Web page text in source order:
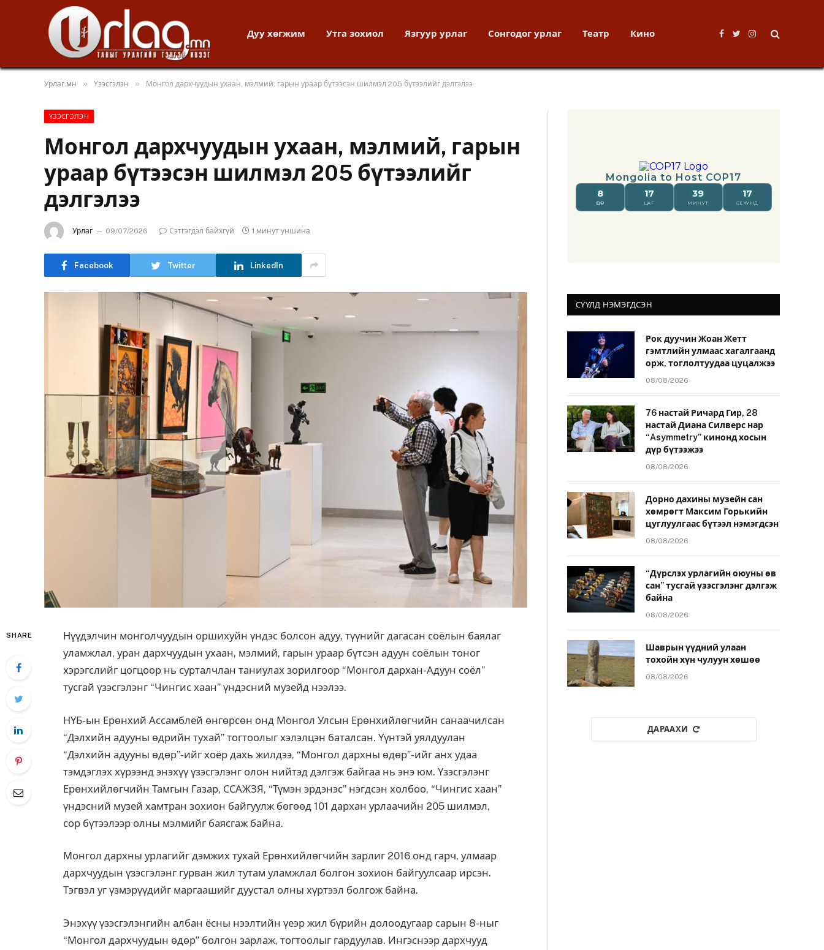
Дуу хөгжим Утга зохиол Язгуур урлаг Сонгодог урлаг Театр Кино
Facebook
TwitterInstagram
Урлаг.мн » Үзэсгэлэн » Монгол дархчуудын ухаан, мэлмий, гарын ураар бүтээсэн шилмэл 205 бүтээлийг дэлгэлээ
ҮЗЭСГЭЛЭН
Монгол дархчуудын ухаан, мэлмий, гарын
ураар бүтээсэн шилмэл 205 бүтээлийг
дэлгэлээ
Урлаг 09/07/2026 Сэтгэгдэл байхгүй 1 минут уншина
Facebook Twitter LinkedIn
SHARE
Нүүдэлчин монголчуудын оршихуйн үндэс болсон адуу, түүнийг дагасан соёлын баялаг
уламжлал, уран дархчуудын ухаан, мэлмий, гарын ураар бүтсэн адуун соёлын тоног
хэрэгслийг цогцоор нь сурталчлан таниулах зорилгоор “Монгол дархан-Адуун соёл”
тусгай үзэсгэлэнг “Чингис хаан” үндэсний музейд нээлээ.
НҮБ-ын Ерөнхий Ассамблей өнгөрсөн онд Монгол Улсын Ерөнхийлөгчийн санаачилсан
“Дэлхийн адууны өдрийн тухай” тогтоолыг хэлэлцэн баталсан. Үүнтэй уялдуулан
“Дэлхийн адууны өдөр”-ийг хоёр дахь жилдээ, “Монгол дархны өдөр”-ийг анх удаа
тэмдэглэх хүрээнд энэхүү үзэсгэлэнг олон нийтэд дэлгэж байгаа нь энэ юм. Үзэсгэлэнг
Ерөнхийлөгчийн Тамгын Газар, ССАЖЗЯ, “Түмэн эрдэнэс” нэгдсэн холбоо, “Чингис хаан”
үндэсний музей хамтран зохион байгуулж бөгөөд 101 дархан урлаачийн 205 шилмэл,
сор бүтээлээр олны мэлмийг баясгаж байна.
Монгол дархны урлагийг дэмжих тухай Ерөнхийлөгчийн зарлиг 2016 онд гарч, улмаар
дархчуудын үзэсгэлэнг гурван жил тутам уламжлал болгон зохион байгуулсаар ирсэн.
Тэгвэл уг үзмэрүүдийг маргаашийг дуустал олны хүртээл болгож байна.
Энэхүү үзэсгэлэнгийн албан ёсны нээлтийн үеэр жил бүрийн долоодугаар сарын 8-ныг
“Монгол дархчуудын өдөр” болгон зарлаж, тогтоолыг гардуулав. Ингэснээр дархчууд
СҮҮЛД НЭМЭГДСЭН
Рок дуучин Жоан Жетт
гэмтлийн улмаас хагалгаанд
орж, тоглолтуудаа цуцалжээ
08/08/2026
76 настай Ричард Гир, 28
настай Диана Силверс нар
“Asymmetry” кинонд хосын
дүр бүтээжээ
08/08/2026
Дорно дахины музейн сан
хөмрөгт Максим Горькийн
цуглуулгаас бүтээл нэмэгдсэн
08/08/2026
“Дүрслэх урлагийн оюуны өв
сан” тусгай үзэсгэлэнг дэлгэж
байна
08/08/2026
Шаврын үүдний улаан
тохойн хүн чулуун хөшөө
08/08/2026
ДАРААХИ